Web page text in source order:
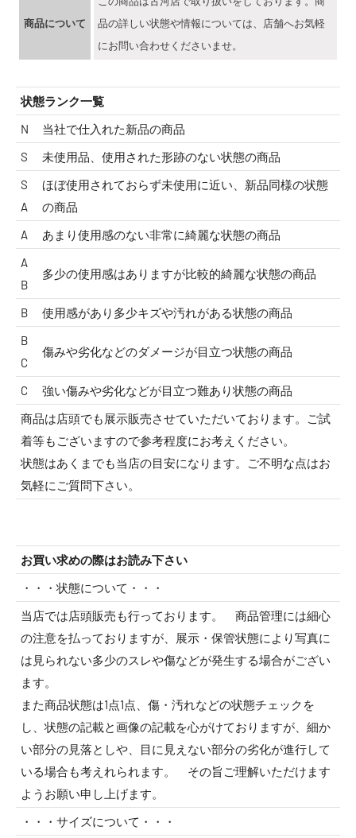
商品について
品の詳しい状態や情報については、店舗へお気軽
にお問い合わせくださいませ。
状態ランク一覧
N
当社で仕入れた新品の商品
S
未使用品、使用された形跡のない状態の商品
S
A
ほぼ使用されておらず未使用に近い、新品同様の状態
の商品
A
あまり使用感のない非常に綺麗な状態の商品
A
B
多少の使用感はありますが比較的綺麗な状態の商品
B
使用感があり多少キズや汚れがある状態の商品
B
C
傷みや劣化などのダメージが目立つ状態の商品
C
強い傷みや劣化などが目立つ難あり状態の商品
商品は店頭でも展示販売させていただいております。ご試
着等もございますので参考程度にお考えください。
状態はあくまでも当店の目安になります。ご不明な点はお
気軽にご質問下さい。
お買い求めの際はお読み下さい
・・・状態について・・・
当店では店頭販売も行っております。 商品管理には細心
の注意を払っておりますが、展示・保管状態により写真に
は見られない多少のスレや傷などが発生する場合がござい
ます。
また商品状態は1点1点、傷・汚れなどの状態チェックを
し、状態の記載と画像の記載を心がけておりますが、細か
い部分の見落としや、目に見えない部分の劣化が進行して
いる場合も考えれられます。 その旨ご理解いただけます
ようお願い申し上げます。
・・・サイズについて・・・